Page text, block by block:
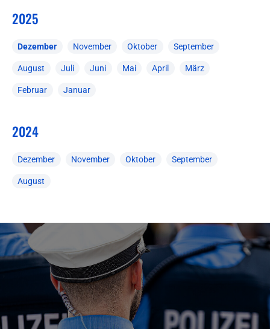
2025
Dezember November Oktober September
August Juli Juni Mai April März
Februar Januar
2024
Dezember November Oktober September
August